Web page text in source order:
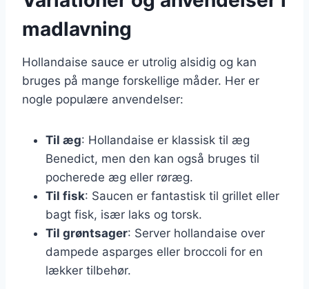
madlavning
Hollandaise sauce er utrolig alsidig og kan
bruges på mange forskellige måder. Her er
nogle populære anvendelser:
Til æg: Hollandaise er klassisk til æg
Benedict, men den kan også bruges til
pocherede æg eller røræg.
Til fisk: Saucen er fantastisk til grillet eller
bagt fisk, især laks og torsk.
Til grøntsager: Server hollandaise over
dampede asparges eller broccoli for en
lækker tilbehør.